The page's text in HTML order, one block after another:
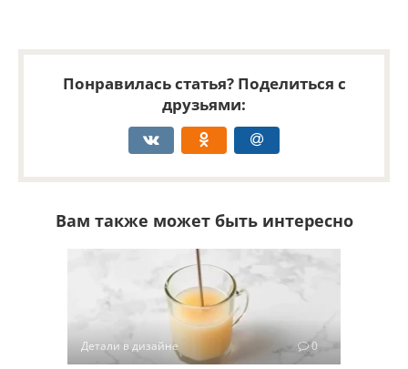
Понравилась статья? Поделиться с
друзьями:
Вам также может быть интересно
Детали в дизайне 0